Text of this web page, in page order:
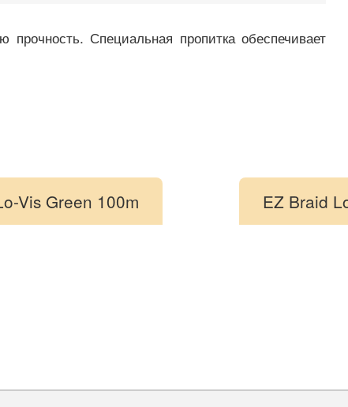
Специальная пропитка обеспечивает
Vis Green 100m EZ Braid